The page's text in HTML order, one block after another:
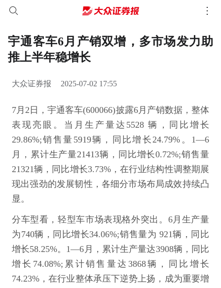
宇通客车6月产销双增，多市场发力助
推上半年稳增长
大众证券报 2025-07-02 17:55
7月2日，宇通客车(600066)披露6月产销数据，整体
表现亮眼。当月生产量达5528 辆，同比增长
29.86%;销售量5919辆，同比增长24.79%。1—6
月，累计生产量21413辆，同比增长0.72%;销售量
21321辆，同比增长3.73%，在行业结构性调整期展
现出强劲的发展韧性，各细分市场布局成效持续凸
显。
分车型看，轻型车市场表现格外突出。6月生产量
为740辆，同比增长34.06%;销售量为 921辆，同比
增长58.25%。1—6月，累计生产量达3908辆，同比
增长74.08%;累计销售量达3868辆，同比增长
74.23%，在行业整体承压下逆势上扬，成为重要增